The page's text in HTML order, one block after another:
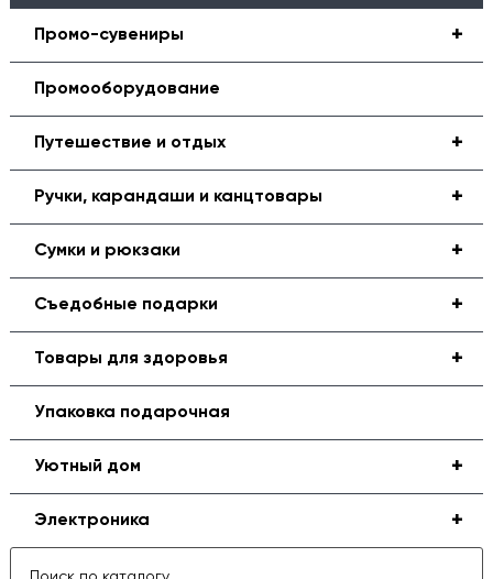
+
Промо-сувениры
Промооборудование
+
Путешествие и отдых
+
Ручки, карандаши и канцтовары
+
Сумки и рюкзаки
+
Съедобные подарки
+
Товары для здоровья
Упаковка подарочная
+
Уютный дом
+
Электроника